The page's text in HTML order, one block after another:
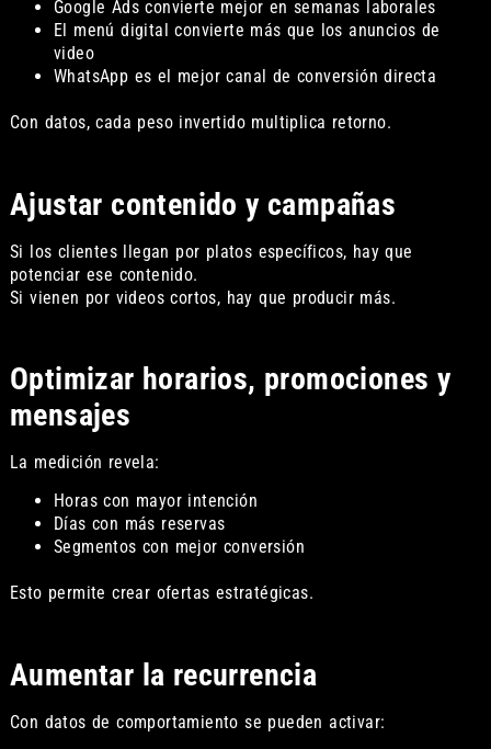
Google Ads convierte mejor en semanas laborales
El menú digital convierte más que los anuncios de
video
WhatsApp es el mejor canal de conversión directa
Con datos, cada peso invertido multiplica retorno.
Ajustar contenido y campañas
Si los clientes llegan por platos específicos, hay que
potenciar ese contenido.
Si vienen por videos cortos, hay que producir más.
Optimizar horarios, promociones y
mensajes
La medición revela:
Horas con mayor intención
Días con más reservas
Segmentos con mejor conversión
Esto permite crear ofertas estratégicas.
Aumentar la recurrencia
Con datos de comportamiento se pueden activar: